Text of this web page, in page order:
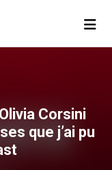
Corsini
que j’ai pu